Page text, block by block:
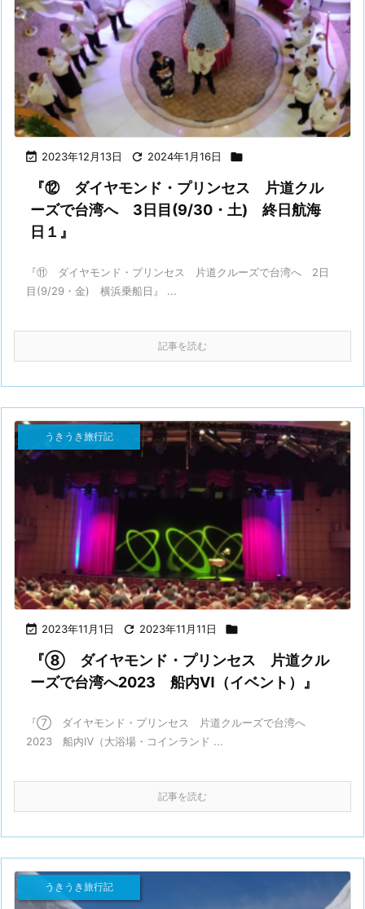
 2023年12月13日  2024年1月16日 
『⑫ ダイヤモンド・プリンセス 片道クル
ーズで台湾へ 3日目(9/30・土) 終日航海
日１』
『⑪ ダイヤモンド・プリンセス 片道クルーズで台湾へ 2日
目(9/29・金) 横浜乗船日』 ...
記事を読む
 2023年11月1日  2023年11月11日 
うきうき旅行記
『⑧ ダイヤモンド・プリンセス 片道クル
ーズで台湾へ2023 船内Ⅵ（イベント）』
『⑦ ダイヤモンド・プリンセス 片道クルーズで台湾へ
2023 船内Ⅳ（大浴場・コインランド ...
記事を読む
うきうき旅行記